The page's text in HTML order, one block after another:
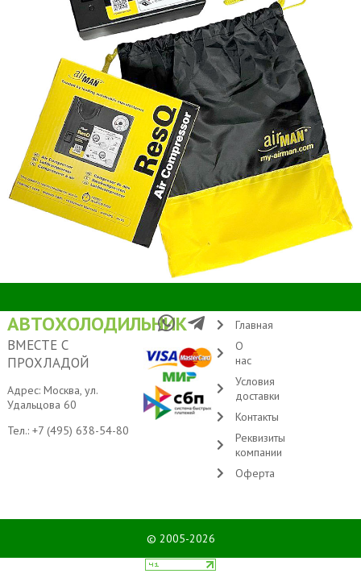
АВТОХОЛОДИЛЬНИК
ВМЕСТЕ С
ПРОХЛАДОЙ
Адрес: Москва, ул.
Удальцова 60
Тел.: +7 (495) 638-54-80
Главная
О
нас
Условия
доставки
Контакты
Реквизиты
компании
Оферта
© 2005-2026